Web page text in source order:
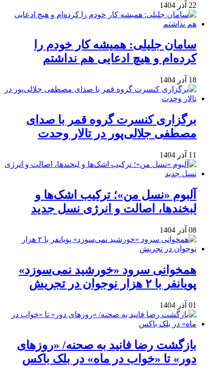
22 آذر 1404
سامان جلیلی: همیشه کار خودم را
کرده‌ام و هیچ ادعایی هم نداشتم
18 آذر 1404
برگزاری کنسرت گروه قمر با صدای
مصطفی جلالی‌پور در تالار وحدت
11 آذر 1404
آلبوم «نسل من»؛ ترکیب اشک‌ها و
لبخندها، اصالت و انرژی نسل جدید
08 آذر 1404
همخوانی سرود «خورشید نمی‌سوزد»
پویانفر با ۲ هزار نوجوان در تجریش
01 آذر 1404
بازگشت رضا فانید به صحنه/ «روزهای
دور» تا «خواب در ماه» در بلک باکس